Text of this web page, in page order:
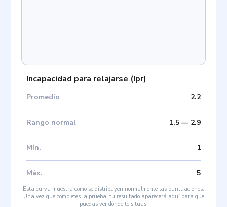
Incapacidad para relajarse (Ipr)
Promedio 2.2
Rango normal 1.5— 2.9
Mín. 1
Máx. 5
Esta curva muestra cómo se distribuyen normalmente las puntuaciones.
Una vez que completes la prueba, tu resultado aparecerá aquí para que
puedas ver dónde te sitúas.